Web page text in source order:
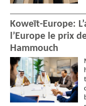
Koweït-Europe:
l’Europe le prix
Hammouch